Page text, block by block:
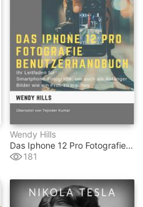
Wendy Hills
Das Iphone 12 Pro Fotografie Benutzerhandbuch
181